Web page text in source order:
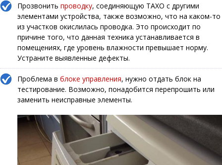
Прозвонить проводку, соединяющую ТАХО с другими
элементами устройства, также возможно, что на каком-то
из участков окислилась проводка. Это происходит по
причине того, что данная техника устанавливается в
помещениях, где уровень влажности превышает норму.
Устраните выявленные дефекты.
Проблема в блоке управления, нужно отдать блок на
тестирование. Возможно, понадобится перепрошить или
заменить неисправные элементы.